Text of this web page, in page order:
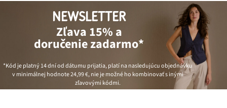
NEWSLETTER
Zľava 15% a
doručenie zadarmo*
*Kód je platný 14 dní od dátumu prijatia, platí na nasledujúcu objednávku
v minimálnej hodnote24,99 €, nie je možné ho kombinovať s inými
zľavovými kódmi.